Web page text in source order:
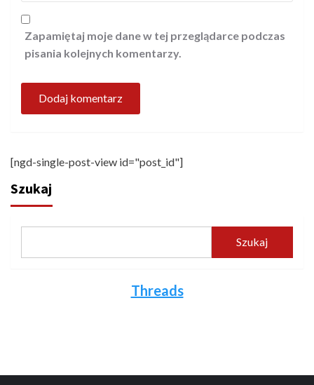
Zapamiętaj moje dane w tej przeglądarce podczas
pisania kolejnych komentarzy.
[ngd-single-post-view id="post_id"]
Szukaj
Szukaj
Threads